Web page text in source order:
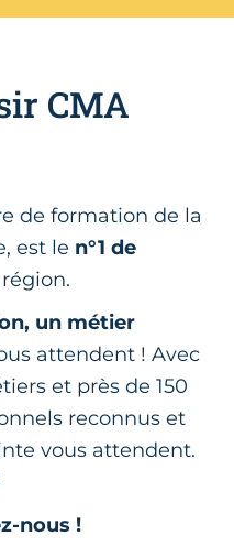
CMA
de formation de la
est le n°1 de
un métier
attendent ! Avec
et près de 150
reconnus et
vous attendent.
nous !